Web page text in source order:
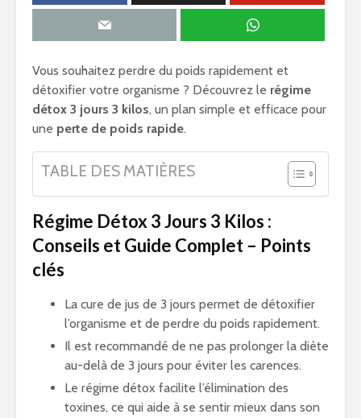
Vous souhaitez perdre du poids rapidement et
détoxifier votre organisme ? Découvrez le régime
détox 3 jours 3 kilos, un plan simple et efficace pour
une perte de poids rapide.
TABLE DES MATIÈRES
Régime Détox 3 Jours 3 Kilos :
Conseils et Guide Complet – Points
clés
La cure de jus de 3 jours permet de détoxifier
l’organisme et de perdre du poids rapidement.
Il est recommandé de ne pas prolonger la diète
au-delà de 3 jours pour éviter les carences.
Le régime détox facilite l’élimination des
toxines, ce qui aide à se sentir mieux dans son